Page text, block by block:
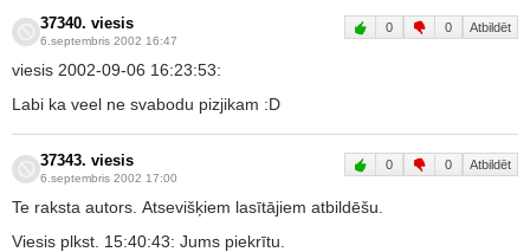
37340. viesis
6.septembris 2002 16:47
0 0 Atbildēt
viesis 2002-09-06 16:23:53:
Labi ka veel ne svabodu pizjikam :D
37343. viesis
6.septembris 2002 17:00
0 0 Atbildēt
Te raksta autors. Atsevišķiem lasītājiem atbildēšu.
Viesis plkst. 15:40:43: Jums piekrītu.